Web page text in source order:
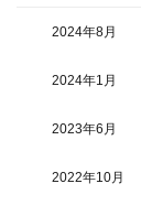
2024年8月
2024年1月
2023年6月
2022年10月